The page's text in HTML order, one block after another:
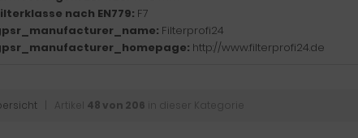
nach EN779: F7
Filterprofi24
http://www.filterprofi24.de
| Artikel 48 von 206 in dieser Kategorie